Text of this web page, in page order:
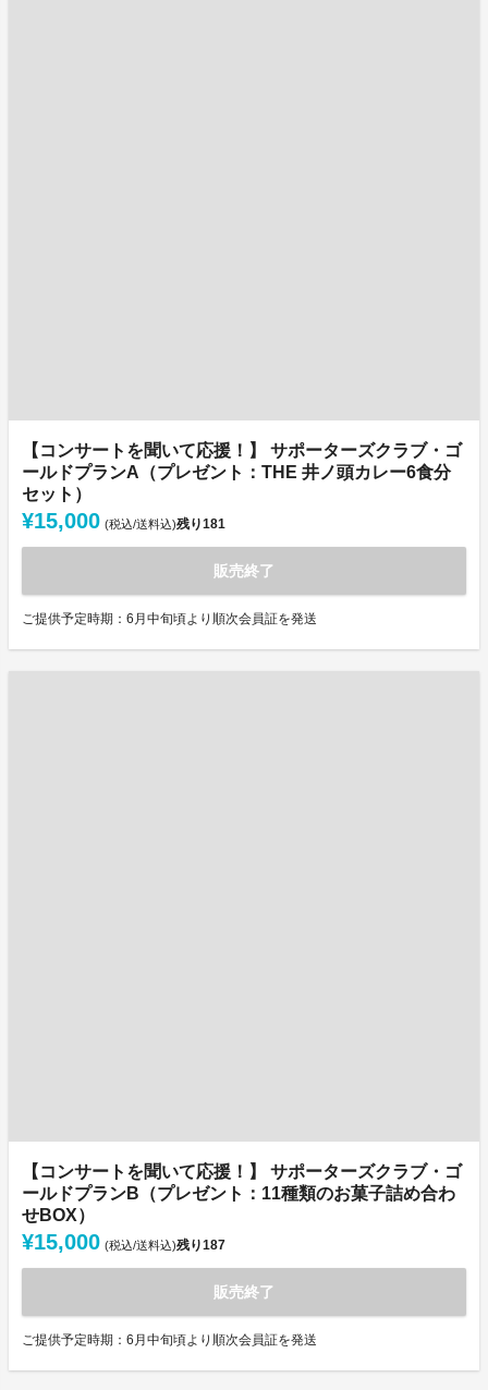
【コンサートを聞いて応援！】 サポーターズクラブ・ゴ
ールドプランA（プレゼント：THE 井ノ頭カレー6食分
セット）
¥15,000 (税込/送料込)残り181
販売終了
ご提供予定時期：6月中旬頃より順次会員証を発送
【コンサートを聞いて応援！】 サポーターズクラブ・ゴ
ールドプランB（プレゼント：11種類のお菓子詰め合わ
せBOX）
¥15,000 (税込/送料込)残り187
販売終了
ご提供予定時期：6月中旬頃より順次会員証を発送